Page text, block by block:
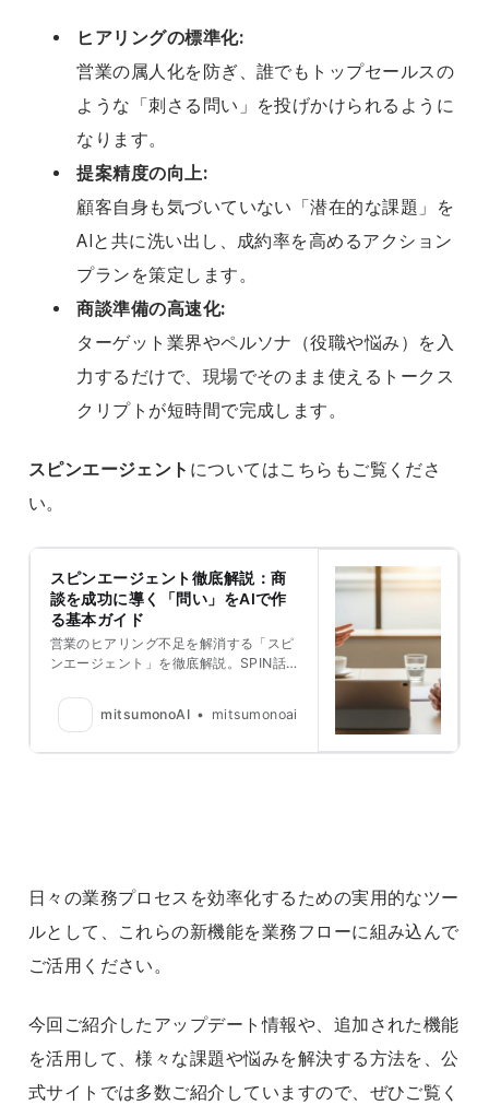
ヒアリングの標準化:
営業の属人化を防ぎ、誰でもトップセールスの
ような「刺さる問い」を投げかけられるように
なります。
提案精度の向上:
顧客自身も気づいていない「潜在的な課題」を
AIと共に洗い出し、成約率を高めるアクション
プランを策定します。
商談準備の高速化:
ターゲット業界やペルソナ（役職や悩み）を入
力するだけで、現場でそのまま使えるトークス
クリプトが短時間で完成します。
スピンエージェント についてはこちらもご覧くださ
い。
スピンエージェント徹底解説：商
談を成功に導く「問い」をAIで作
る基本ガイド
営業のヒアリング不足を解消する「スピ
ンエージェント」を徹底解説。SPIN話
動生成します。ツールの基本から思考の
ポイント、入力に迷った際の外部AI活用
mitsumonoAI mitsumonoai
日々の業務プロセスを効率化するための実用的なツー
ルとして、これらの新機能を業務フローに組み込んで
ご活用ください。
今回ご紹介したアップデート情報や、追加された機能
を活用して、様々な課題や悩みを解決する方法を、公
式サイトでは多数ご紹介していますので、ぜひご覧く